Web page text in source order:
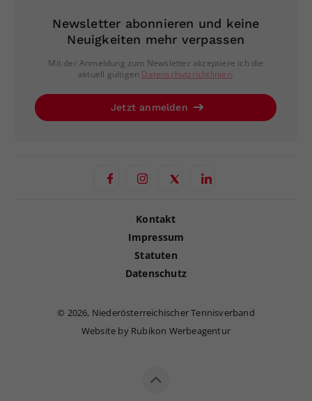
Newsletter abonnieren und keine
Neuigkeiten mehr verpassen
Mit der Anmeldung zum Newsletter akzeptiere ich die
aktuell gültigen Datenschutzrichtlinien.
Jetzt anmelden
Kontakt
Impressum
Statuten
Datenschutz
© 2026, Niederösterreichischer Tennisverband
Website by Rubikon Werbeagentur